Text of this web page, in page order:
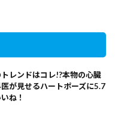
レンドはコレ!?本物の心臓
が見せるハートポーズに5.7
ね！